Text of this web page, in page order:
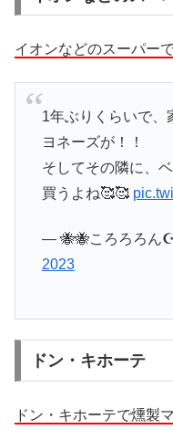
イオンなどのスーパー
1年ぶりくらいで、
ヨネーズが！！
そしてその隣に、
買うよね🥰🥰
— 🐝🐝ころろろん
2023
ドン・キホーテ
ドン・キホーテで燻製